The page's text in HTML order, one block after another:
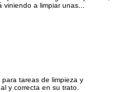
a limpiar unas...
tareas de limpieza y
y correcta en su trato.